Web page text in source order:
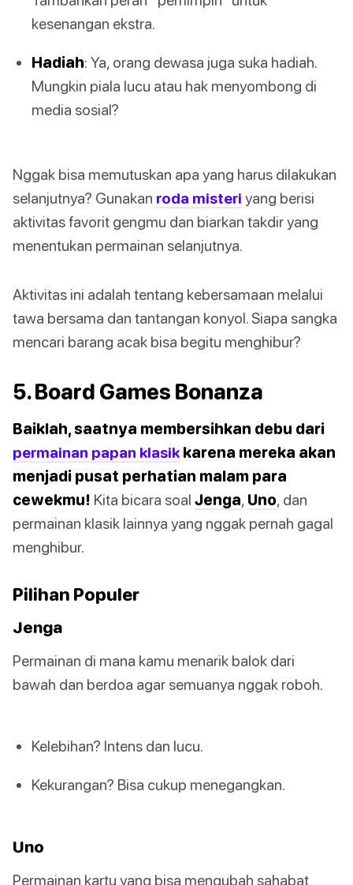
kesenangan ekstra.
Hadiah: Ya, orang dewasa juga suka hadiah.
Mungkin piala lucu atau hak menyombong di
media sosial?
Nggak bisa memutuskan apa yang harus dilakukan
selanjutnya? Gunakan roda misteri yang berisi
aktivitas favorit gengmu dan biarkan takdir yang
menentukan permainan selanjutnya.
Aktivitas ini adalah tentang kebersamaan melalui
tawa bersama dan tantangan konyol. Siapa sangka
mencari barang acak bisa begitu menghibur?
5. Board Games Bonanza
Baiklah, saatnya membersihkan debu dari
permainan papan klasik karena mereka akan
menjadi pusat perhatian malam para
cewekmu! Kita bicara soal Jenga, Uno, dan
permainan klasik lainnya yang nggak pernah gagal
menghibur.
Pilihan Populer
Jenga
Permainan di mana kamu menarik balok dari
bawah dan berdoa agar semuanya nggak roboh.
Kelebihan? Intens dan lucu.
Kekurangan? Bisa cukup menegangkan.
Uno
Permainan kartu yang bisa mengubah sahabat